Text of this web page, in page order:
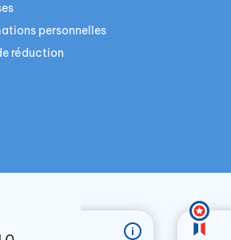
personnelles
réduction